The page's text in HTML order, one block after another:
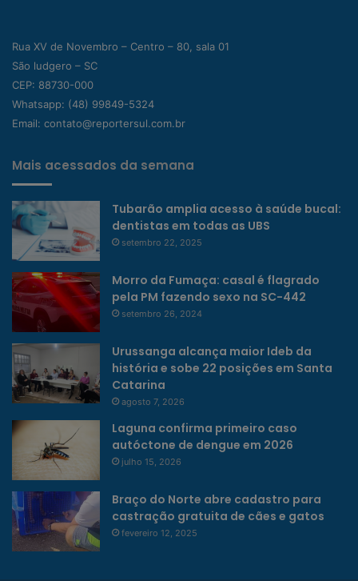
Rua XV de Novembro – Centro – 80, sala 01
São ludgero – SC
CEP: 88730-000
Whatsapp: (48) 99849-5324
Email: contato@reportersul.com.br
Mais acessados da semana
Tubarão amplia acesso à saúde bucal:
dentistas em todas as UBS
setembro 22, 2025
Morro da Fumaça: casal é flagrado
pela PM fazendo sexo na SC-442
setembro 26, 2024
Urussanga alcança maior Ideb da
história e sobe 22 posições em Santa
Catarina
agosto 7, 2026
Laguna confirma primeiro caso
autóctone de dengue em 2026
julho 15, 2026
Braço do Norte abre cadastro para
castração gratuita de cães e gatos
fevereiro 12, 2025